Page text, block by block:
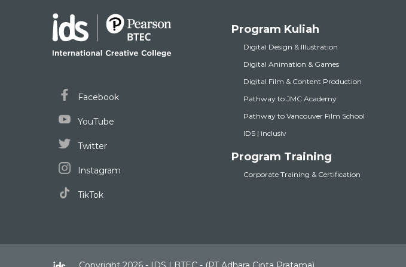
Facebook
YouTube
Twitter
Instagram
TikTok
Program Kuliah
Digital Design & Illustration
Digital Animation & Games
Digital Film & Content Production
Pathway to JMC Academy
Pathway to Vancouver Film School
IDS | inclusiv
Program Training
Corporate Training & Certification